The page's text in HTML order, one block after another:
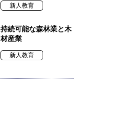
新人教育
持続可能な森林業と木
材産業
新人教育